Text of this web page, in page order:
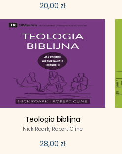
20,00 zł
Teologia biblijna
Nick Roark, Robert Cline
28,00 zł